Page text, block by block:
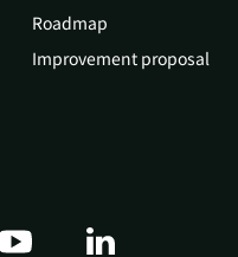
Roadmap
Improvement proposal